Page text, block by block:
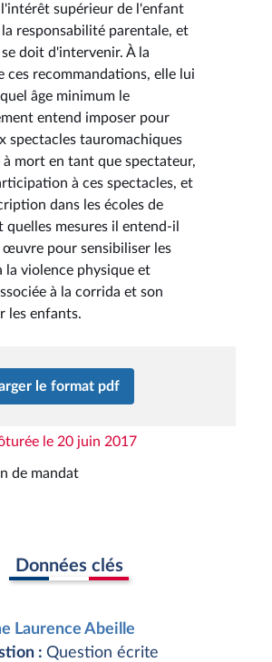
supérieur de l'enfant
responsabilité parentale, et
doit d'intervenir. À la
ces recommandations, elle lui
âge minimum le
entend imposer pour
spectacles tauromachiques
à mort en tant que spectateur,
à ces spectacles, et
dans les écoles de
quelles mesures il entend-il
œuvre pour sensibiliser les
la violence physique et
à la corrida et son
les enfants.
le format pdf
le 20 juin 2017
de mandat
Données clés
Laurence Abeille
: Question écrite